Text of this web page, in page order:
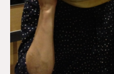
Hors-Festival
Infos pratiques